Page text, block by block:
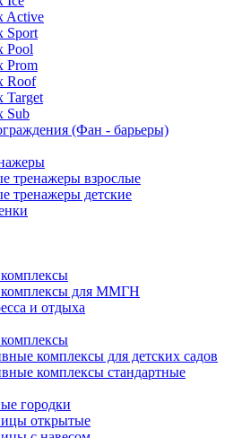
Active
Sport
Pool
Prom
Roof
Target
Sub
(Фан - барьеры)
тренажеры взрослые
тренажеры детские
для ММГН
и отдыха
комплексы для детских садов
комплексы стандартные
городки
открытые